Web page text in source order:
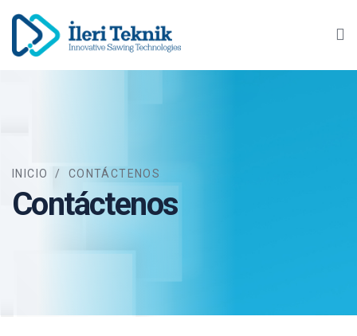
INICIO / CONTÁCTENOS
Contáctenos